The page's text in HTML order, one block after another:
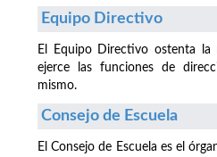
Equipo Directivo
El Equipo Directivo ostenta la
ejerce las funciones de
mismo.
Consejo de Escuela
El Consejo de Escuela es el